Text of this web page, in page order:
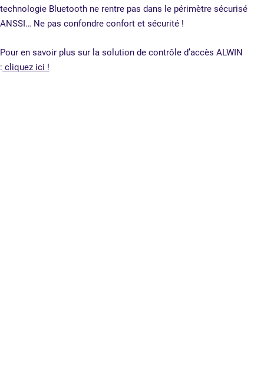
technologie Bluetooth ne rentre pas dans le périmètre sécurisé
ANSSI… Ne pas confondre confort et sécurité !
Pour en savoir plus sur la solution de contrôle d’accès ALWIN
: cliquez ici !